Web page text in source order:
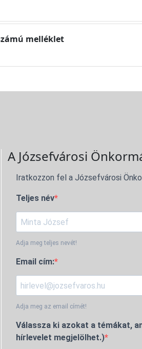
melléklet
A Józsefvárosi
Iratkozzon fel a Józsefvárosi
Teljes név
Adja meg teljes nevét!
Email cím:
Adja meg az email címét!
Válassza ki azokat a témákat,
hírlevelet megjelölhet.)